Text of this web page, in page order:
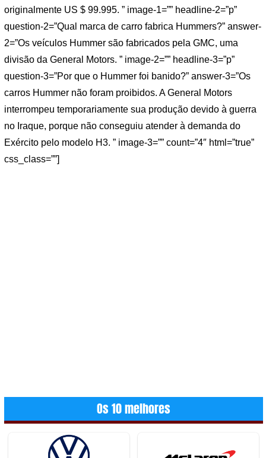
originalmente US $ 99.995. ” image-1=”” headline-2=”p”
question-2=”Qual marca de carro fabrica Hummers?” answer-
2=”Os veículos Hummer são fabricados pela GMC, uma
divisão da General Motors. ” image-2=”” headline-3=”p”
question-3=”Por que o Hummer foi banido?” answer-3=”Os
carros Hummer não foram proibidos. A General Motors
interrompeu temporariamente sua produção devido à guerra
no Iraque, porque não conseguiu atender à demanda do
Exército pelo modelo H3. ” image-3=”” count=”4″ html=”true”
css_class=””]
Os 10 melhores